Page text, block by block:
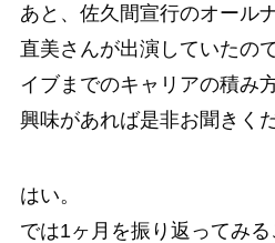
あと、佐久間宣行のオール
直美さんが出演していたの
イブまでのキャリアの積み
興味があれば是非お聞きく
はい。
では1ヶ月を振り返ってみる